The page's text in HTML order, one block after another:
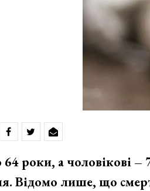
роки, а чоловікові
Відомо лише, що